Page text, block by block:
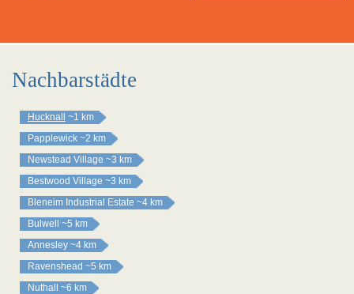
Nachbarstädte
Hucknall
~1 km
Papplewick ~2 km
Newstead Village ~3 km
Bestwood Village ~3 km
Bleneim Industrial Estate ~4 km
Bulwell
~5 km
Annesley ~4 km
Ravenshead ~5 km
Nuthall
~6 km